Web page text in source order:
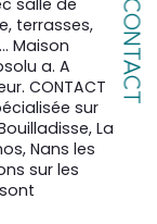
CONTACT
salle de
terrasses,
Maison
a. A
CONTACT
sur
La
Nans les
sur les